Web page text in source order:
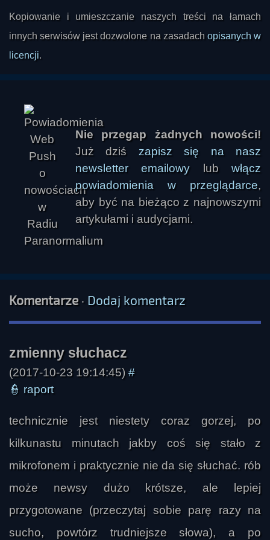
Kopiowanie i umieszczanie naszych treści na łamach
innych serwisów jest dozwolone na zasadach opisanych w
licencji.
Nie przegap żadnych nowości!
Już dziś zapisz się na nasz
newsletter emailowy lubwłącz
powiadomienia w przeglądarce,
aby być na bieżąco z najnowszymi
artykułami i audycjami.
Komentarze· Dodaj komentarz
zmienny słuchacz
(2017-10-23 19:14:45) #
👮 raport
technicznie jest niestety coraz gorzej, po
kilkunastu minutach jakby coś się stało z
mikrofonem i praktycznie nie da się słuchać. rób
może newsy dużo krótsze, ale lepiej
przygotowane (przeczytaj sobie parę razy na
sucho, powtórz trudniejsze słowa), a po
nie da sie